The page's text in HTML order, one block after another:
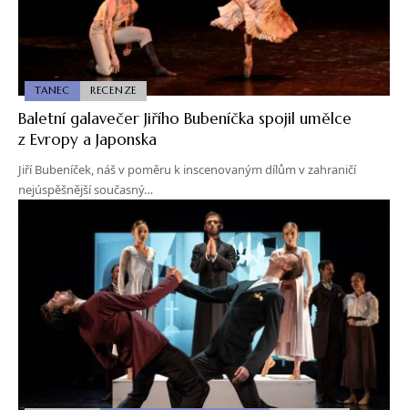
TANEC RECENZE
Baletní galavečer Jiřího Bubeníčka spojil umělce
z Evropy a Japonska
Jiří Bubeníček, náš v poměru k inscenovaným dílům v zahraničí
nejúspěšnější současný…